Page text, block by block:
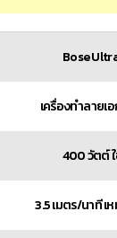
Bose
เครื่องทำลาย
400 วัตต์
3.5 เมตร/นาที เ